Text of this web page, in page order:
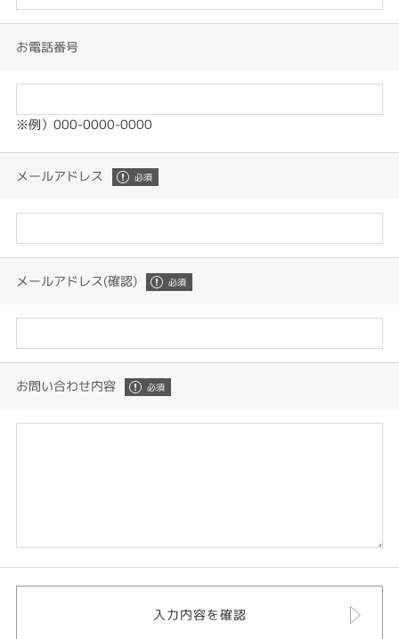
お電話番号
※例）000-0000-0000
メールアドレス
メールアドレス(確認)
お問い合わせ内容